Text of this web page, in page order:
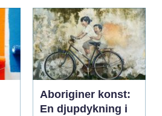
Aboriginer konst:
En djupdykning i